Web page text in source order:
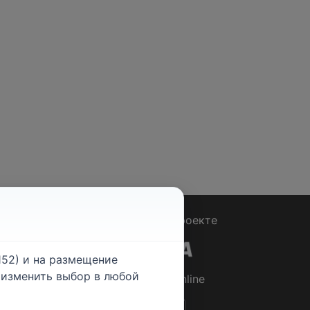
О проекте
© 2026Rabotniki.online
и на размещение
выбор в любой